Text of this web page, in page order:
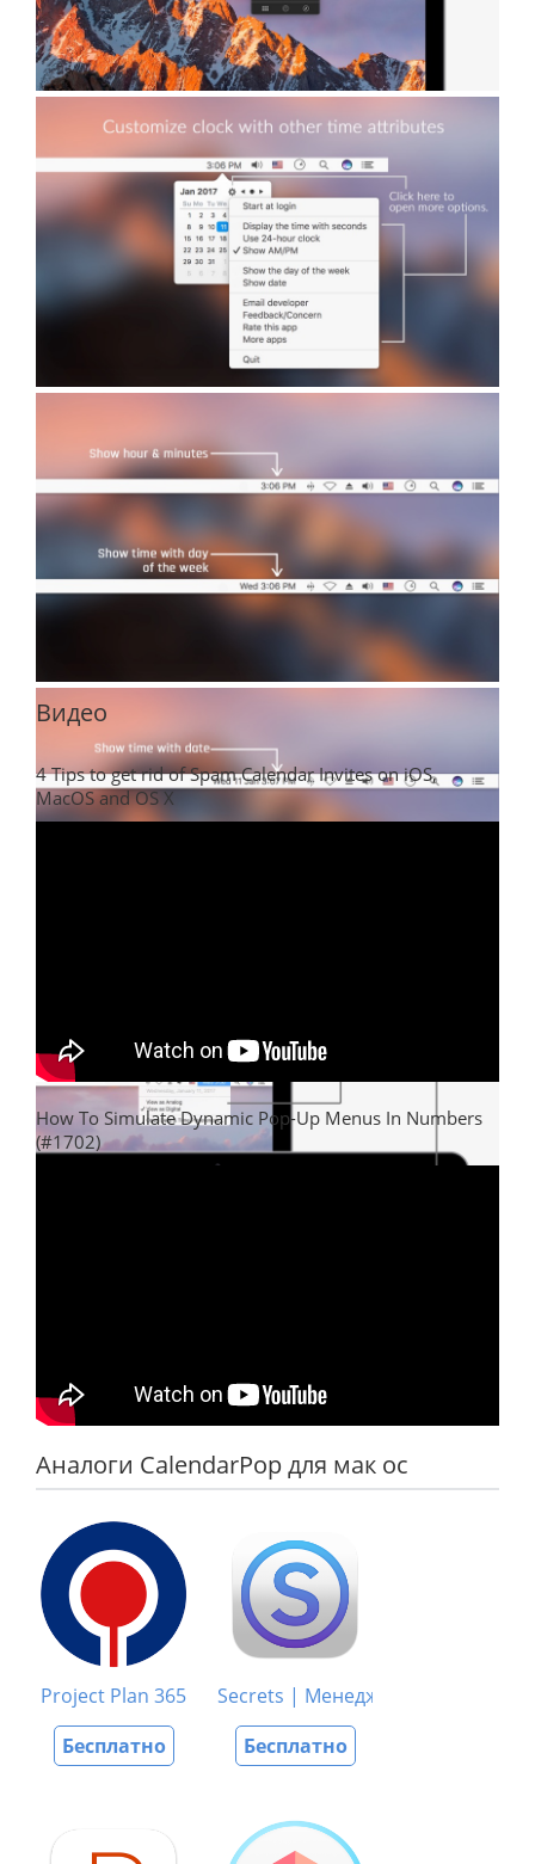
Видео
4 Tips to get rid of Spam Calendar Invites on iOS,
MacOS and OS X
How To Simulate Dynamic Pop-Up Menus In Numbers
(#1702)
Аналоги CalendarPop для мак ос
Project Plan 365
Бесплатно
Secrets | Менеджер паролей
Бесплатно